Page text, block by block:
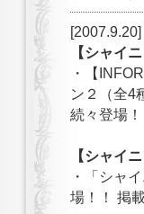
[2007.9.20]
【シャイ
・【
ン２（全4
続々登場
【シャイ
・「シャ
場！！ 掲